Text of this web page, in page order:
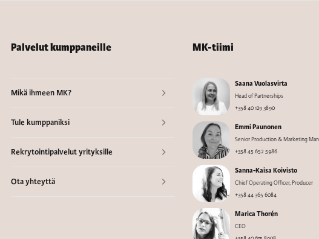
Palvelut kumppaneille
Mikä ihmeen MK?
Tule kumppaniksi
Rekrytointipalvelut yrityksille
Ota yhteyttä
MK-tiimi
Saana Vuolasvirta
Head of Partnerships
+358 40 129 3890
Emmi Paunonen
Senior Production & Marketing
+358 45 652 5986
Sanna-Kaisa Koivisto
Chief Operating Officer, Producer
+358 44 365 6084
Marica Thorén
CEO